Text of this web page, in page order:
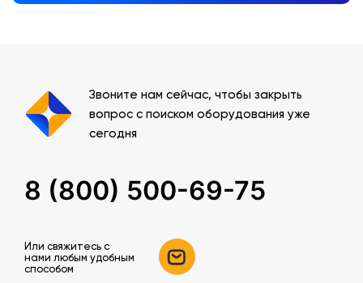
Звоните нам сейчас, чтобы закрыть
вопрос с поиском оборудования уже
сегодня
8 (800) 500-69-75
Или свяжитесь c
нами любым удобным
способом